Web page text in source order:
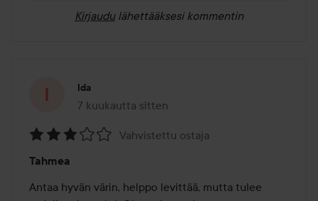
Kirjaudu lähettääksesi kommentin
Ida
7 kuukautta sitten
Viesti luotiin 7 kuukautta sitten
3
/
Vahvistettu ostaja
Tahmea
Antaa hyvän värin, helppo levittää, mutta tulee